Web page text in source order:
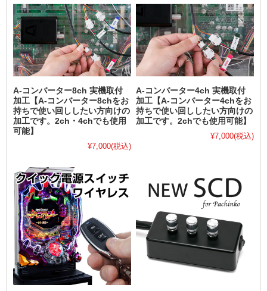
A-コンバーター8ch 実機取付
加工【A-コンバーター8chをお
持ちで使い回ししたい方向けの
加工です。2ch・4chでも使用
可能】
¥7,000(税込)
A-コンバーター4ch 実機取付
加工【A-コンバーター4chをお
持ちで使い回ししたい方向けの
加工です。2chでも使用可能】
¥7,000(税込)